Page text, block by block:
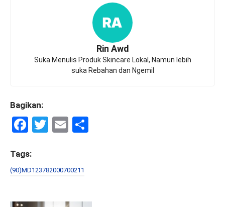
Rin Awd
Suka Menulis Produk Skincare Lokal, Namun lebih
suka Rebahan dan Ngemil
Bagikan:
F
ce
b
T
er
E
Tags:
(90)MD123782000700211